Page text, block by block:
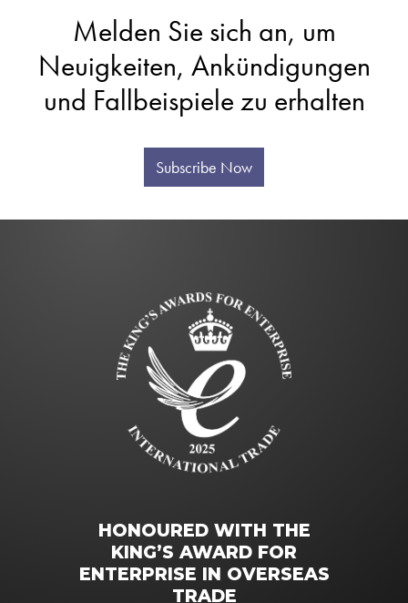
Melden Sie sich an, um
Neuigkeiten, Ankündigungen
und Fallbeispiele zu erhalten
Subscribe Now
HONOURED WITH THE
KING’S AWARD FOR
ENTERPRISE IN OVERSEAS
TRADE